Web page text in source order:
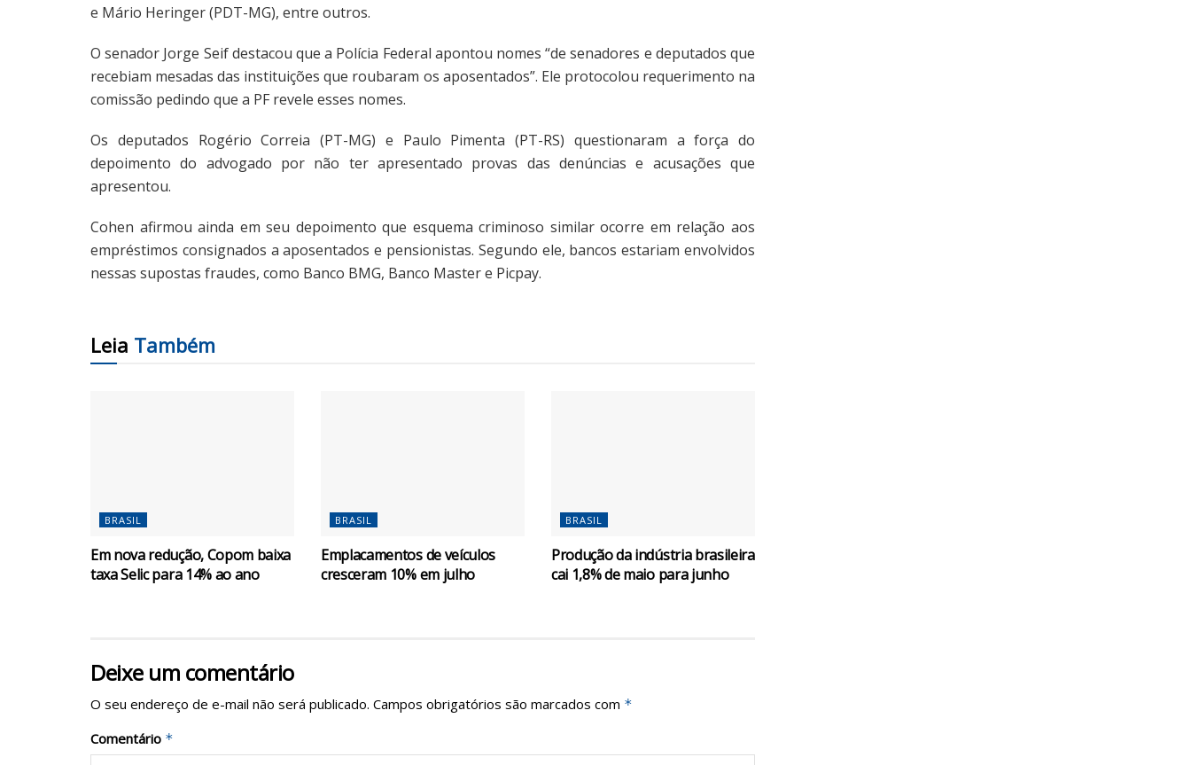
e Mário Heringer (PDT-MG), entre outros.
O senador Jorge Seif destacou que a Polícia Federal apontou nomes “de senadores e deputados que
recebiam mesadas das instituições que roubaram os aposentados”. Ele protocolou requerimento na
comissão pedindo que a PF revele esses nomes.
Os deputados Rogério Correia (PT-MG) e Paulo Pimenta (PT-RS) questionaram a força do
depoimento do advogado por não ter apresentado provas das denúncias e acusações que
apresentou.
Cohen afirmou ainda em seu depoimento que esquema criminoso similar ocorre em relação aos
empréstimos consignados a aposentados e pensionistas. Segundo ele, bancos estariam envolvidos
nessas supostas fraudes, como Banco BMG, Banco Master e Picpay.
Leia Também
BRASIL
Em nova redução, Copom baixa
taxa Selic para 14% ao ano
BRASIL
Emplacamentos de veículos
cresceram 10% em julho
BRASIL
Produção da indústria brasileira
cai 1,8% de maio para junho
Deixe um comentário
O seu endereço de e-mail não será publicado. Campos obrigatórios são marcados com *
Comentário *